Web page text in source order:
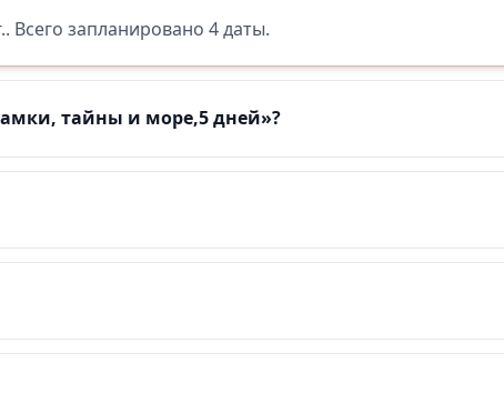
Всего запланировано 4 даты.
тайны и море,5 дней»?